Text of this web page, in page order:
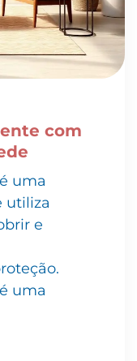
com
uma
utiliza
e
uma